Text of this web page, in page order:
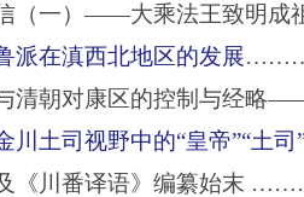
（一）——大乘法王致明成
派在滇西北地区的发展
清朝对康区的控制与经略
川土司视野中的“皇帝”“土司
》及《川番译语》